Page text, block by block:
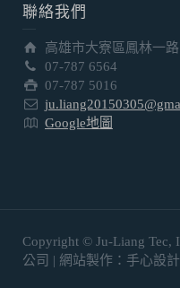
聯絡我們
高雄市大寮區鳳林一路
07-787 6564
07-787 5016